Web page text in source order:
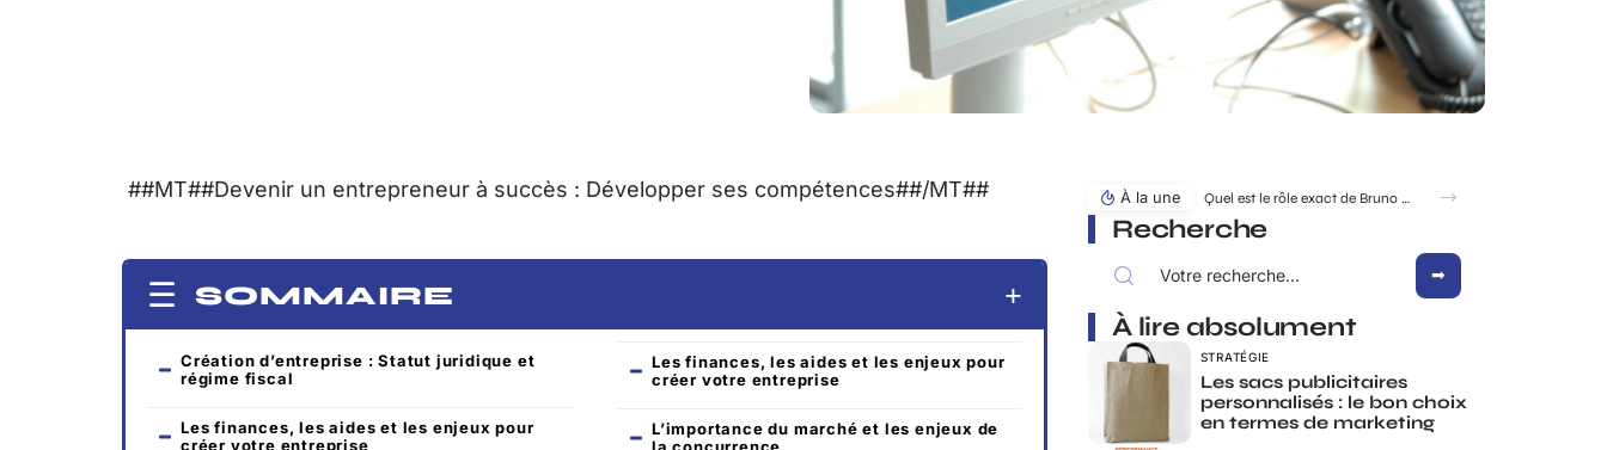
##MT##Devenir un entrepreneur à succès : Développer ses compétences##/MT##
SOMMAIRE
Création d’entreprise : Statut juridique et
régime fiscal
Les finances, les aides et les enjeux pour
créer votre entreprise
Les finances, les aides et les enjeux pour
créer votre entreprise
L’importance du marché et les enjeux de
À la une Quel est le rôle exact de Bruno Pesery dans la carrière d’Isabelle Carré ?
Recherche
À lire absolument
STRATÉGIE
Les sacs publicitaires
personnalisés : le bon choix
en termes de marketing